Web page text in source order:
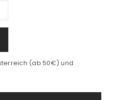
(ab 50€) und